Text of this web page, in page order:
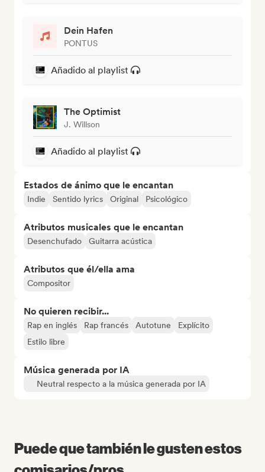
Dein Hafen
PONTUS
Añadido al playlist
The Optimist
J. Willson
Añadido al playlist
Estados de ánimo que le encantan
Indie Sentido lyrics Original Psicológico
Atributos musicales que le encantan
Desenchufado Guitarra acústica
Atributos que él/ella ama
Compositor
No quieren recibir...
Rap en inglés Rap francés Autotune
Explícito
Estilo libre
Música generada por IA
Neutral respecto a la música generada por IA
Puede que también le gusten estos